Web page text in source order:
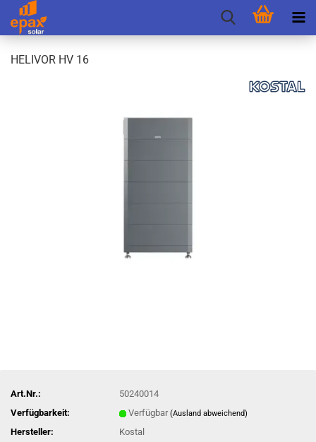
HE­LI­VOR HV 16
Art.Nr.:
50240014
Verfügbarkeit:
Verfügbar(Ausland abweichend)
Hersteller:
Kostal